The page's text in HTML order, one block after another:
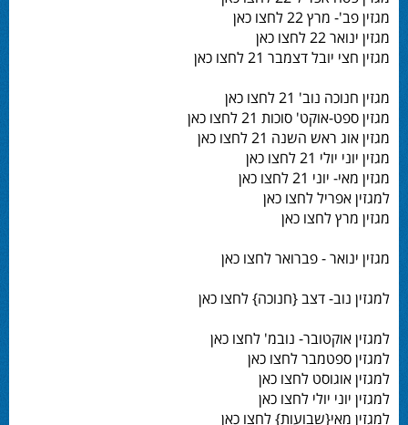
מגזין פב'- מרץ 22 לחצו כאן
מגזין ינואר 22 לחצו כאן
מגזין חצי יובל דצמבר 21 לחצו כאן
מגזין חנוכה נוב' 21 לחצו כאן
מגזין ספט-אוקט' סוכות 21 לחצו כאן
מגזין אוג ראש השנה 21 לחצו כאן
מגזין יוני יולי 21 לחצו כאן
מגזין מאי- יוני 21 לחצו כאן
למגזין אפריל לחצו כאן
מגזין מרץ לחצו כאן
מגזין ינואר - פברואר לחצו כאן
למגזין נוב- דצב {חנוכה} לחצו כאן
למגזין אוקטובר- נובמ' לחצו כאן
למגזין ספטמבר לחצו כאן
למגזין אוגוסט לחצו כאן
למגזין יוני יולי לחצו כאן
למגזין מאי{שבועות} לחצו כאן